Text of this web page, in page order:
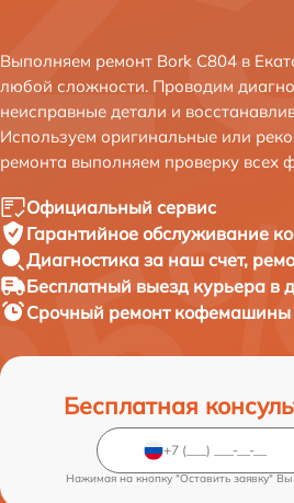
Выполняем ремонт Bork C804 в
любой сложности. Проводим
неисправные детали и
Используем оригинальные или
ремонта выполняем проверку всех
Официальный сервис
Гарантийное обслуживание
Диагностика за наш счет,
Бесплатный выезд курьера в
Срочный ремонт кофемашины
Бесплатная
Нажимая на кнопку "Оставить заявку" Вы